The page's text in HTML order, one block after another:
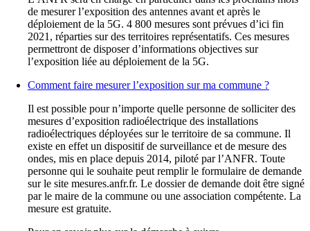
Pour en savoir plus sur la démarche à suivre
Dernière mise à jour : 14 septembre 2023
Cette page a-t-elle répondu à vos attentes ?
Non
Vous souhaitez apporter une précision ?(obligatoire)
Si vous souhaitez poser une question, merci d'utiliser leformulaire de
contact